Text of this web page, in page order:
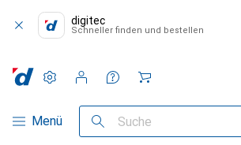
digitec
Schneller finden und bestellen
Navigation nach Kategorien
Menü Suche
Einstellungen
Kundenkonto
Vergleichslisten
Merklisten
Warenkorb